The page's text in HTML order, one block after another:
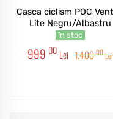
Casca ciclism POC
Lite Negru/Albastru
în stoc
999 00 Lei 1.40000Lei